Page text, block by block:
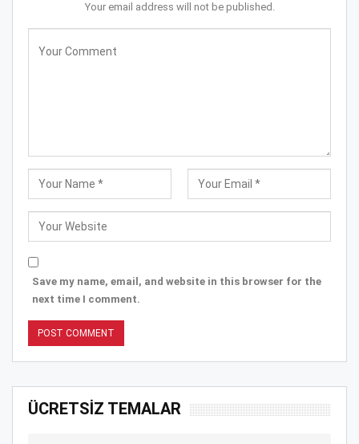
Your email address will not be published.
Save my name, email, and website in this browser for the
next time I comment.
ÜCRETSİZ TEMALAR